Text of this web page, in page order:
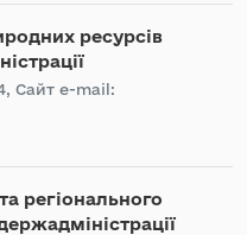
ресурсів
Сайт e-mail:
регіонального